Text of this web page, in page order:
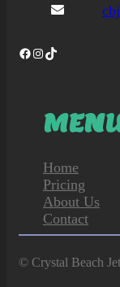
Facebook Instagram TikTok
Home
Pricing
About Us
Contact
© Crystal Beach